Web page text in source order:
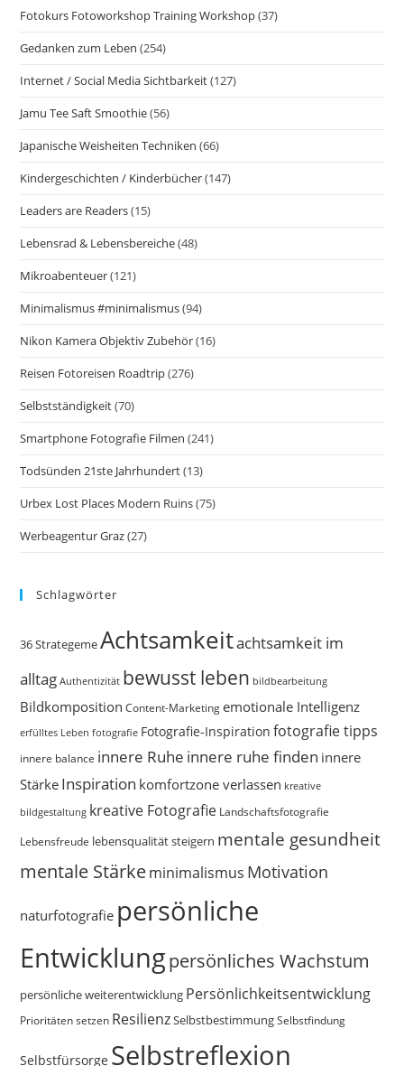
Fotokurs Fotoworkshop Training Workshop(37)
Gedanken zum Leben (254)
Internet / Social Media Sichtbarkeit(127)
Jamu Tee Saft Smoothie(56)
Japanische Weisheiten Techniken (66)
Kindergeschichten / Kinderbücher(147)
Leaders are Readers(15)
Lebensrad & Lebensbereiche(48)
Mikroabenteuer(121)
Minimalismus #minimalismus(94)
Nikon Kamera Objektiv Zubehör(16)
Reisen Fotoreisen Roadtrip(276)
Selbstständigkeit(70)
Smartphone Fotografie Filmen (241)
Todsünden 21ste Jahrhundert(13)
Urbex Lost Places Modern Ruins(75)
Werbeagentur Graz(27)
Schlagwörter
36 StrategemeAchtsamkeitachtsamkeit im
alltag Authentizität bewusst leben bildbearbeitung
Bildkomposition Content-Marketing emotionale Intelligenz
erfülltes Leben fotografie Fotografie-Inspiration fotografie tipps
innere balance innere Ruhe innere ruhe finden innere
Stärke Inspiration komfortzone verlassen kreative
bildgestaltung kreative Fotografie Landschaftsfotografie
Lebensfreude lebensqualität steigern mentale gesundheit
mentale Stärkeminimalismus Motivation
naturfotografie persönliche
Entwicklungpersönliches Wachstum
persönliche weiterentwicklung Persönlichkeitsentwicklung
Prioritäten setzen ResilienzSelbstbestimmung Selbstfindung
Selbstfürsorge Selbstreflexion